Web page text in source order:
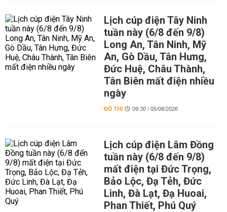
Lịch cúp điện Tây Ninh
tuần này (6/8 đến 9/8)
Long An, Tân Ninh, Mỹ
An, Gò Dầu, Tân Hưng,
Đức Huệ, Châu Thành,
Tân Biên mất điện nhiều
ngày
ĐÔ THỊ 09:30 | 05/08/2026
Lịch cúp điện Lâm Đồng
tuần này (6/8 đến 9/8)
mất điện tại Đức Trọng,
Bảo Lộc, Đạ Tẻh, Đức
Linh, Đà Lạt, Đạ Huoai,
Phan Thiết, Phú Quý